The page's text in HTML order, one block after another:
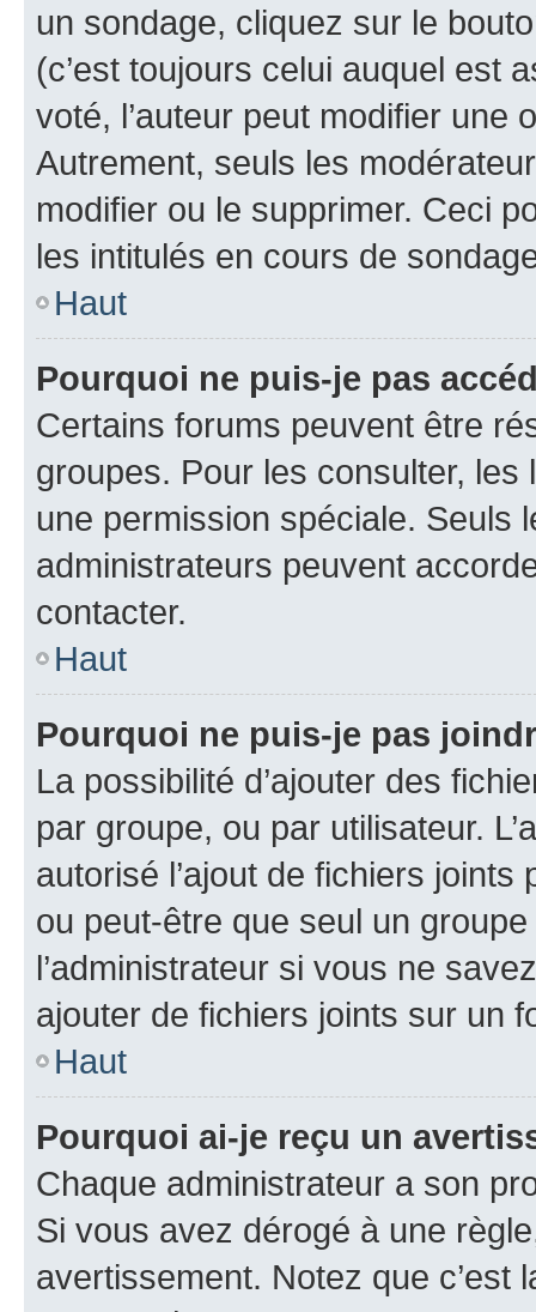
un sondage, cliquez sur le
(c’est toujours celui auquel est
voté, l’auteur peut modifier une
Autrement, seuls les
modifier ou le supprimer. Ceci
les intitulés en cours de
Haut
Pourquoi ne puis-je pas
Certains forums peuvent être
groupes. Pour les consulter,
une permission spéciale. Seuls
administrateurs peuvent
contacter.
Haut
Pourquoi ne puis-je pas
La possibilité d’ajouter des
par groupe, ou par utilisateur.
autorisé l’ajout de fichiers
ou peut-être que seul un
l’administrateur si vous ne
ajouter de fichiers joints sur un
Haut
Pourquoi ai-je reçu un
Chaque administrateur a son
Si vous avez dérogé à une
avertissement. Notez que c’est